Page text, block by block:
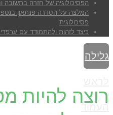
הפסיכולוגיה של חזרה בתשובה
המלצה על הסדרה פנתאון
פסיכולוגית
כיצד לזהות ולהתמודד עם ערפדי
גלילה
רוצה להיות